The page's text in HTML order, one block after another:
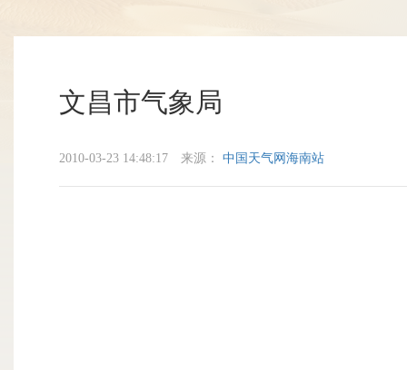
文昌市气象局
2010-03-23 14:48:17 来源： 中国天气网海南站